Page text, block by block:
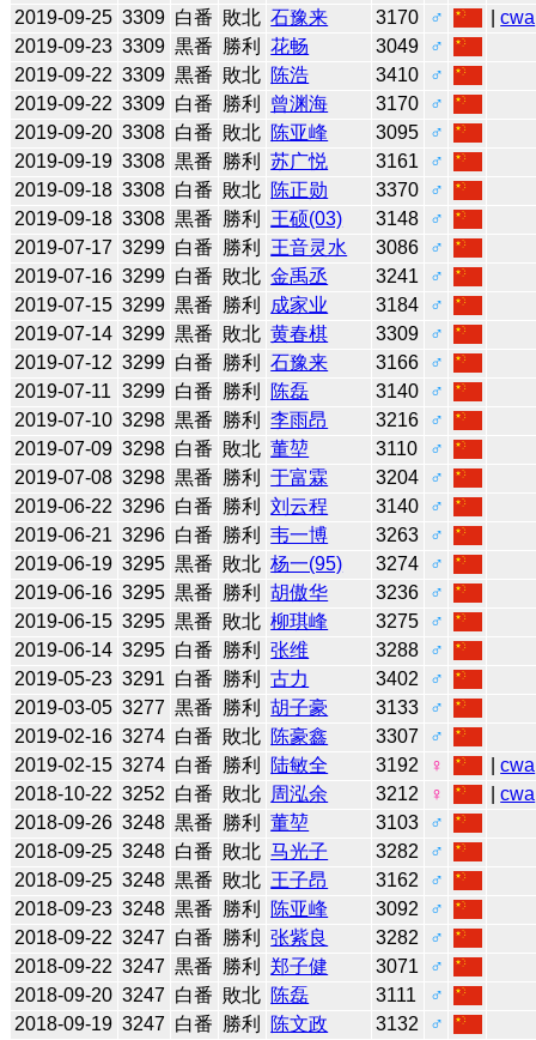
2019-09-25 3309 白番 敗北 石豫来 3170 ♂ |cwa
2019-09-23 3309 黒番 勝利 花畅 3049
♂
2019-09-22 3309 黒番 敗北 陈浩 3410
♂
2019-09-22 3309 白番 勝利 曾渊海 3170
♂
2019-09-20 3308 白番 敗北 陈亚峰 3095
♂
2019-09-19 3308 黒番 勝利 苏广悦 3161
♂
2019-09-18 3308 白番 敗北 陈正勋 3370
♂
2019-09-18 3308 黒番 勝利 王硕(03) 3148
♂
2019-07-17 3299 白番 勝利 王音灵水 3086
♂
2019-07-16 3299 白番 敗北 金禹丞 3241
♂
2019-07-15 3299 黒番 勝利 成家业 3184
♂
2019-07-14 3299 黒番 敗北 黄春棋 3309
♂
2019-07-12 3299 白番 勝利 石豫来 3166
♂
2019-07-11 3299 白番 勝利 陈磊 3140
♂
2019-07-10 3298 黒番 勝利 李雨昂 3216
♂
2019-07-09 3298 白番 敗北 董堃 3110
♂
2019-07-08 3298 黒番 勝利 于富霖 3204
♂
2019-06-22 3296 白番 勝利 刘云程 3140
♂
2019-06-21 3296 白番 勝利 韦一博 3263
♂
2019-06-19 3295 黒番 敗北 杨一(95) 3274
♂
2019-06-16 3295 黒番 勝利 胡傲华 3236
♂
2019-06-15 3295 黒番 敗北 柳琪峰 3275
♂
2019-06-14 3295 白番 勝利 张维 3288
♂
2019-05-23 3291 白番 勝利 古力 3402
♂
2019-03-05 3277 黒番 勝利 胡子豪 3133
♂
2019-02-16 3274 白番 敗北 陈豪鑫 3307
♂
2019-02-15 3274 白番 勝利 陆敏全 3192 ♀ |cwa
2018-10-22 3252 白番 敗北 周泓余 3212 ♀ |cwa
2018-09-26 3248 黒番 勝利 董堃 3103
♂
2018-09-25 3248 白番 敗北 马光子 3282
♂
2018-09-25 3248 黒番 敗北 王子昂 3162
♂
2018-09-23 3248 黒番 勝利 陈亚峰 3092
♂
2018-09-22 3247 白番 勝利 张紫良 3282
♂
2018-09-22 3247 黒番 勝利 郑子健 3071
♂
2018-09-20 3247 白番 敗北 陈磊 3111
♂
2018-09-19 3247 白番 勝利 陈文政 3132
♂